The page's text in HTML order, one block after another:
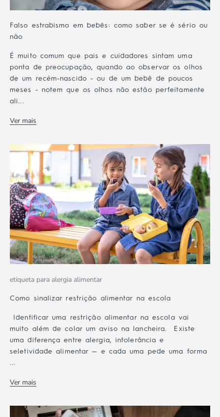
Falso estrabismo em bebês: como saber se é sério ou
não
É muito comum que pais e cuidadores sintam uma
ponta de preocupação, quando ao observar os olhos
de um recém-nascido - ou de um bebê de poucos
meses - notem que os olhos não estão perfeitamente
ali...
Ver mais
etiqueta para alergia alimentar
Como sinalizar restrição alimentar na escola
Identificar uma restrição alimentar na escola vai
muito além de colar um aviso na lancheira. Existe
uma diferença entre alergia, intolerância e
seletividade alimentar — e cada uma pede uma forma
...
Ver mais